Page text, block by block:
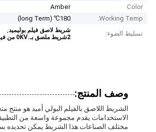
Color
Amber
Working Temp.
180℃ (long Term)
تسليط الضوء:
شريط لاصق فيلم بوليميد,
2شريط ملصق بـ.0KV من فيلم البوليمايد
وصف المنتج:
الشريط اللاصق بالفيلم البولي أميد هو منتج
الاستخدامات يقدم مجموعة واسعة من
مختلف الصناعات.هذا الشريط يمكن تحديده